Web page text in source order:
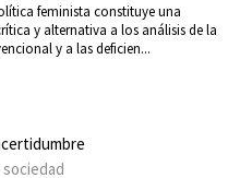
feminista constituye una
y alternativa a los análisis de la
y a las deficien...